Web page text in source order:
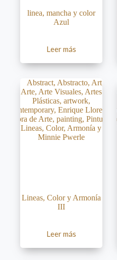
linea, mancha y color
Azul
Leer más
Lineas, Color y Armonía
III
Leer más